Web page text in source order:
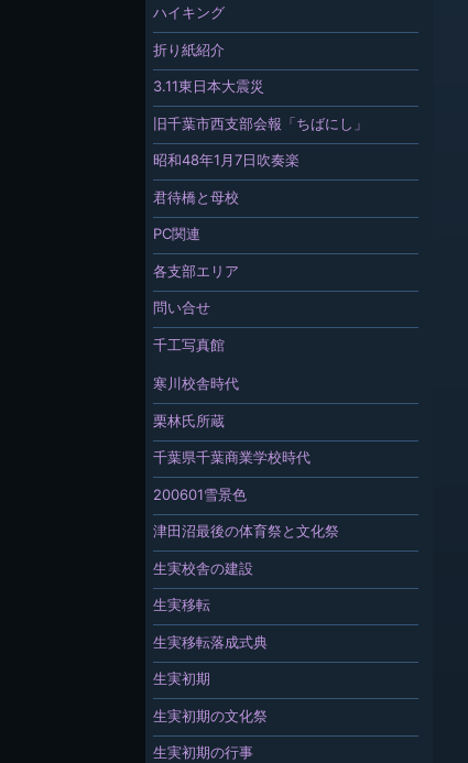
ハイキング
折り紙紹介
3.11東日本大震災
旧千葉市西支部会報「ちばにし」
昭和48年1月7日吹奏楽
君待橋と母校
PC関連
各支部エリア
問い合せ
千工写真館
寒川校舎時代
栗林氏所蔵
千葉県千葉商業学校時代
200601雪景色
津田沼最後の体育祭と文化祭
生実校舎の建設
生実移転
生実移転落成式典
生実初期
生実初期の文化祭
生実初期の行事